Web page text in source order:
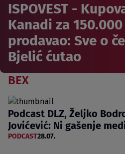
ISPOVEST -
Kanadi za
prodavao: Sve o
Bjelić ćutao
BEX
Podcast DLZ, Željko
Jovićević: Ni gašenje
PODCAST28.07.